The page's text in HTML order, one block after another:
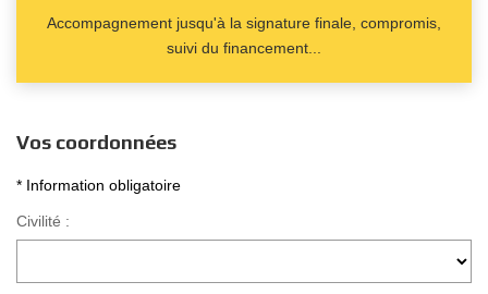
Accompagnement jusqu'à la signature finale, compromis,
suivi du financement...
Vos coordonnées
* Information obligatoire
Civilité :